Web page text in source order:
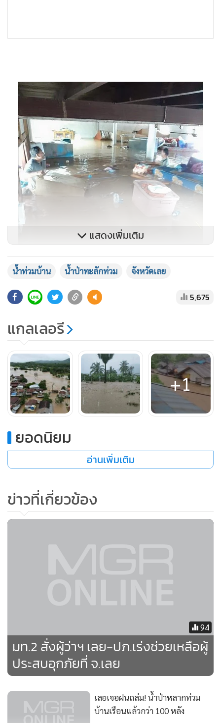
ทางด้านอำเภอเมืองเลย ในช่วง เวลา 05.00 น. เกิดเหตุน้ำป่า
ทะลักเข้าท่วมหมู่บ้านสูบ 4 หมู่บ้าน กว่า 400 หลังคาเรือน ต.น้ำ
สวย น้ำป่าได้ไหลทะลักเข้าท่วมหมู่บ้าน ประชาชนต้องพากันเร่ง
ขนของไว้บนที่สูง โดยบ้านเรือนบางหลังน้ำทะลักเข้าไปในบ้าน
ระดับน้ำสูงประมาณ 70 เซนติเมตร
สายวันเดียวกันนี้ นายจรูญ พานิช นายกองค์การบริหารส่วน
ตำบลน้ำสวย ได้นำเจ้าหน้าที่ อบต. และได้ประสาน กำนัน ผู้ใหญ่
บ้าน เข้าช่วยเหลือบ้านเรือน ขนของไว้บนที่สูง พร้อมกับเร่ง
ล่าสุด นายกิตติคุณ บุตรคุณ นายอำเภอเมืองเลย กล่าวว่า ระดับ
น้ำยังคงทรงตัว เสาไฟฟ้าแรงสูงที่พาดผ่านหมู่บ้านหักขาด 1 ต้น
ไฟฟ้าในหมู่บ้านไม่สามารถใช้ได้กว่า 2 ชั่วโมงแล้ว ระบบ
หน้าที่กู้ภัยทุกหน่วยในพื้นที่จังหวัดเลยเร่งเข้าให้การช่วยเหลือ
แสดงเพิ่มเติม
น้ำท่วมบ้าน น้ำป่าทะลักท่วม จังหวัดเลย
5,675
แกลเลอรี
+1
ยอดนิยม
อ่านเพิ่มเติม
ข่าวที่เกี่ยวข้อง
94
มท.2 สั่งผู้ว่าฯ เลย-ปภ.เร่งช่วยเหลือผู้
ประสบอุกภัยที่ จ.เลย
เลยเจอฝนถล่ม! น้ำป่าหลากท่วม
บ้านเรือนแล้วกว่า 100 หลัง